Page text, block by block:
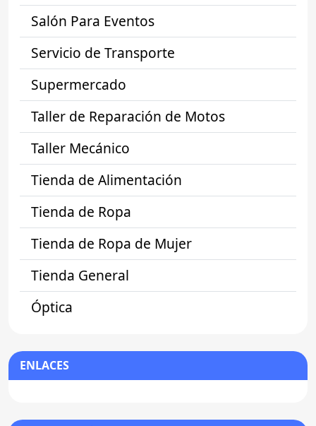
Salón Para Eventos
Servicio de Transporte
Supermercado
Taller de Reparación de Motos
Taller Mecánico
Tienda de Alimentación
Tienda de Ropa
Tienda de Ropa de Mujer
Tienda General
Óptica
ENLACES